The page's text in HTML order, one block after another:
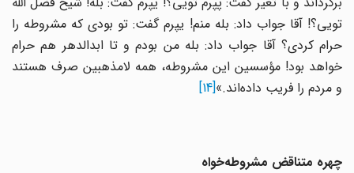
تویی؟! آقا جواب داد: بله منم! یپرم گفت: تو بودی که مشروطه را
حرام کردی؟ آقا جواب داد: بله من بودم و تا ابدالدهر هم حرام
خواهد بود! مؤسسین این مشروطه، همه لامذهبین صرف هستند
و مردم را فریب داده‌اند.»[14]
چهره متناقض مشروطه‌خواه